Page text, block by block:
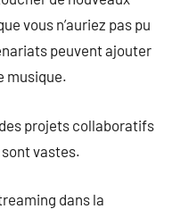
vous n’auriez pas pu
peuvent ajouter
musique.
projets collaboratifs
vastes.
dans la